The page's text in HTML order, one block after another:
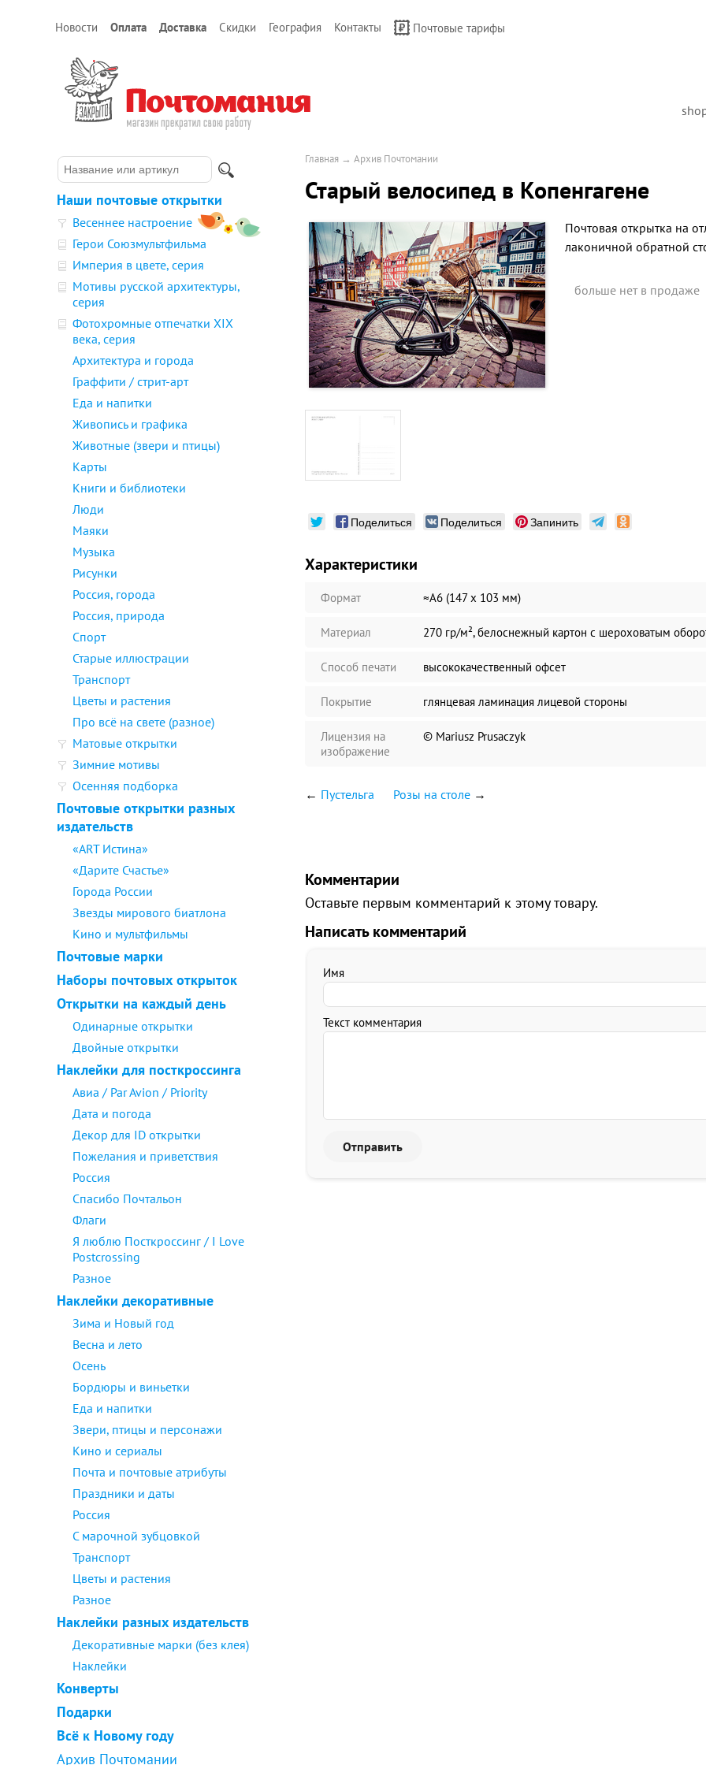
Новости Оплата Доставка Скидки География Контакты Почтовые тарифы
Наши почтовые открытки
Весеннее настроение
Герои Союзмультфильма
Империя в цвете, серия
Мотивы русской архитектуры,
серия
Фотохромные отпечатки XIX
века, серия
Архитектура и города
Граффити / стрит-арт
Еда и напитки
Живопись и графика
Животные (звери и птицы)
Карты
Книги и библиотеки
Люди
Маяки
Музыка
Рисунки
Россия, города
Россия, природа
Спорт
Старые иллюстрации
Транспорт
Цветы и растения
Про всё на свете (разное)
Матовые открытки
Зимние мотивы
Осенняя подборка
Почтовые открытки разных
издательств
«ART Истина»
«Дарите Счастье»
Города России
Звезды мирового биатлона
Кино и мультфильмы
Почтовые марки
Наборы почтовых открыток
Открытки на каждый день
Одинарные открытки
Двойные открытки
Наклейки для посткроссинга
Авиа / Par Avion / Priority
Дата и погода
Декор для ID открытки
Пожелания и приветствия
Россия
Спасибо Почтальон
Флаги
Я люблю Посткроссинг / I Love
Postcrossing
Разное
Наклейки декоративные
Зима и Новый год
Весна и лето
Осень
Бордюры и виньетки
Еда и напитки
Звери, птицы и персонажи
Кино и сериалы
Почта и почтовые атрибуты
Праздники и даты
Россия
С марочной зубцовкой
Транспорт
Цветы и растения
Разное
Наклейки разных издательств
Декоративные марки (без клея)
Наклейки
Конверты
Подарки
Всё к Новому году
Архив Почтомании
Главная → Архив Почтомании
Старый велосипед в Копенгагене
Почтовая открытка на
лаконичной обратной
больше нет в продаже
Поделиться Поделиться Запинить
Характеристики
Формат ≈А6 (147 х 103 мм)
Материал 270 гр/м², белоснежный картон с шероховатым
Способ печати высококачественный офсет
Покрытие глянцевая ламинация лицевой стороны
Лицензия на
изображение
© Mariusz Prusaczyk
← Пустельга Розы на столе →
Комментарии
Оставьте первым комментарий к этому товару.
Написать комментарий
Имя
Текст комментария